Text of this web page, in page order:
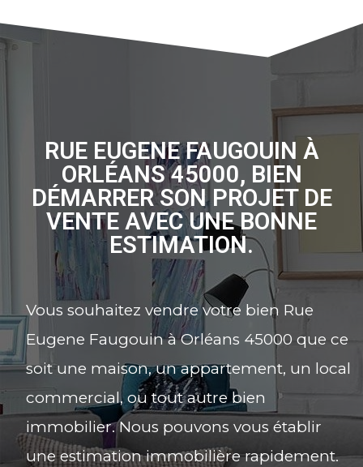
RUE EUGENE FAUGOUIN À
ORLÉANS 45000, BIEN
DÉMARRER SON PROJET DE
VENTE AVEC UNE BONNE
ESTIMATION.
Vous souhaitez vendre votre bien Rue
Eugene Faugouin à Orléans 45000 que ce
soit une maison, un appartement, un local
commercial, ou tout autre bien
immobilier. Nous pouvons vous établir
une estimation immobilière rapidement.